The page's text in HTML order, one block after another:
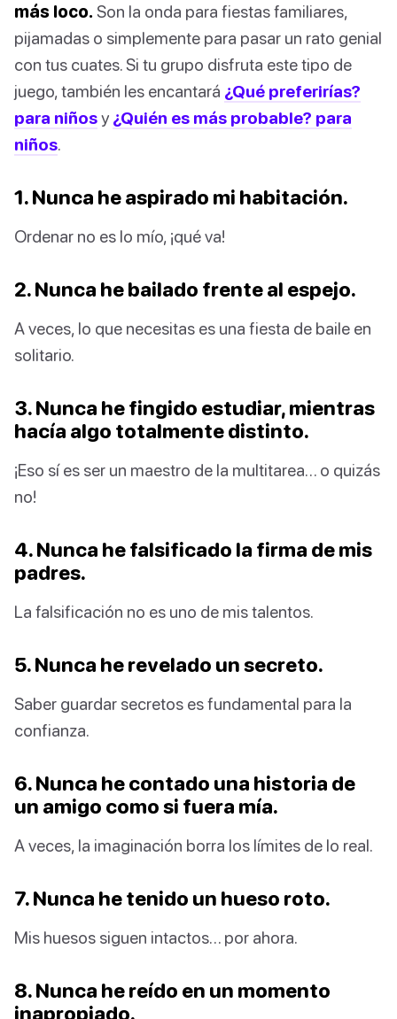
más loco. Son la onda para fiestas familiares,
pijamadas o simplemente para pasar un rato genial
con tus cuates. Si tu grupo disfruta este tipo de
juego, también les encantará ¿Qué preferirías?
para niñosy ¿Quién es más probable? para
niños.
1. Nunca he aspirado mi habitación.
Ordenar no es lo mío, ¡qué va!
2. Nunca he bailado frente al espejo.
A veces, lo que necesitas es una fiesta de baile en
solitario.
3. Nunca he fingido estudiar, mientras
hacía algo totalmente distinto.
¡Eso sí es ser un maestro de la multitarea… o quizás
no!
4. Nunca he falsificado la firma de mis
padres.
La falsificación no es uno de mis talentos.
5. Nunca he revelado un secreto.
Saber guardar secretos es fundamental para la
confianza.
6. Nunca he contado una historia de
un amigo como si fuera mía.
A veces, la imaginación borra los límites de lo real.
7. Nunca he tenido un hueso roto.
Mis huesos siguen intactos… por ahora.
8. Nunca he reído en un momento
inapropiado.